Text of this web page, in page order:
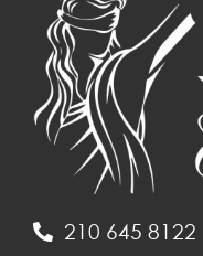
210 645 8122